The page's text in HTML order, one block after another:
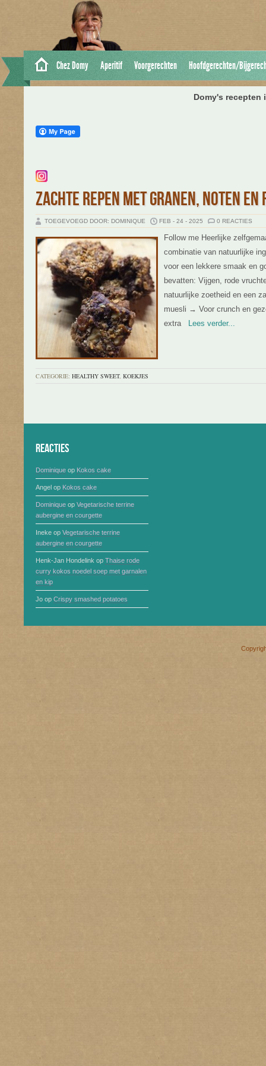
Chez Domy Aperitif Voorgerechten Hoofdgerechten/
Domy's recepten
ZACHTE REPEN MET GRANEN, NOTEN EN
TOEGEVOEGD DOOR: DOMINIQUE FEB - 24 - 2025 0 REACTIES
Follow me Heerlijke
combinatie van natuurlijke
voor een lekkere smaak en
bevatten: Vijgen, rode
natuurlijke zoetheid en een
muesli → Voor crunch en
extraLees verder...
CATEGORIE: HEALTHY SWEET, KOEKJES
Reacties
Dominique op Kokos cake
Angel op Kokos cake
Dominique op Vegetarische terrine
aubergine en courgette
Ineke op Vegetarische terrine
aubergine en courgette
Henk-Jan Hondelink op Thaise rode
curry kokos noedel soep met garnalen
en kip
Jo op Crispy smashed potatoes